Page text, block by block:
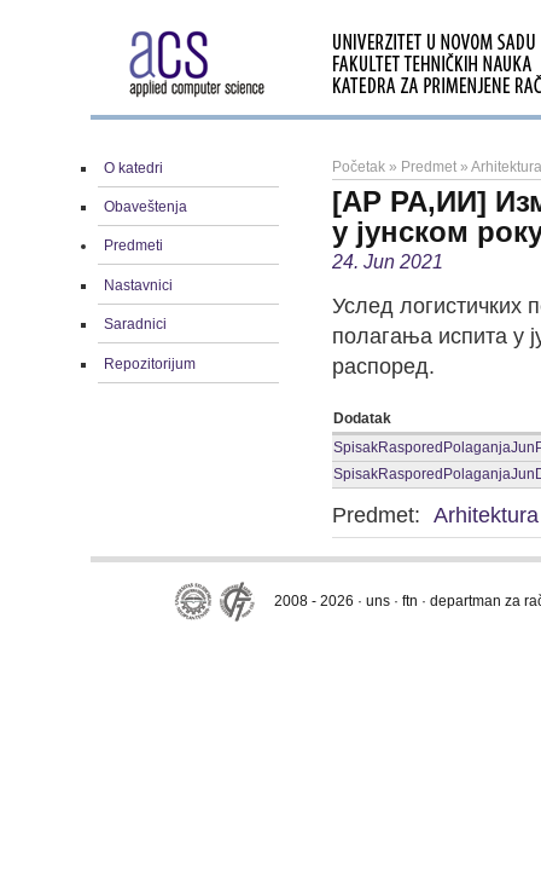
O katedri
Obaveštenja
Predmeti
Nastavnici
Saradnici
Repozitorijum
Početak » Predmet »
[АР РА,ИИ]
у јунском
24. Jun 2021
Услед логистичких
полагања испита у
распоред.
Dodatak
Predmet:
2008 - 2026 · uns · ftn · departman za